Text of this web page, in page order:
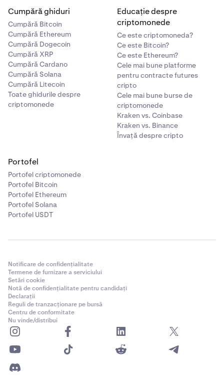
Cumpără ghiduri
Cumpără Bitcoin
Cumpără Ethereum
Cumpără Dogecoin
Cumpără XRP
Cumpără Cardano
Cumpără Solana
Cumpără Litecoin
Toate ghidurile despre
criptomonede
Educație despre
criptomonede
Ce este criptomoneda?
Ce este Bitcoin?
Ce este Ethereum?
Cele mai bune platforme
pentru contracte futures
cripto
Cele mai bune burse de
criptomonede
Kraken vs. Coinbase
Kraken vs. Binance
Învață despre cripto
Portofel
Portofel criptomonede
Portofel Bitcoin
Portofel Ethereum
Portofel Solana
Portofel USDT
Notificare de confidențialitate
Termene de furnizare a serviciului
Setări cookie
Notă de confidențialitate pentru candidați
Declarații
Reguli de tranzacționare pe bursă
Centru de conformitate
Nu vinde/distribui